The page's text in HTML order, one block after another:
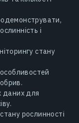
і
стану
даних для
рослинності